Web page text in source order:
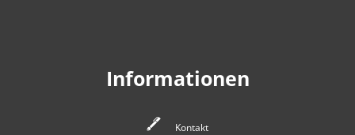
Informationen
Kontakt